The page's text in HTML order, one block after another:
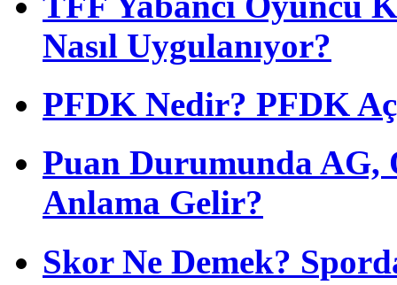
Nasıl Uygulanıyor?
PFDK Nedir? PFDK
Puan Durumunda AG,
Anlama Gelir?
Skor Ne Demek?